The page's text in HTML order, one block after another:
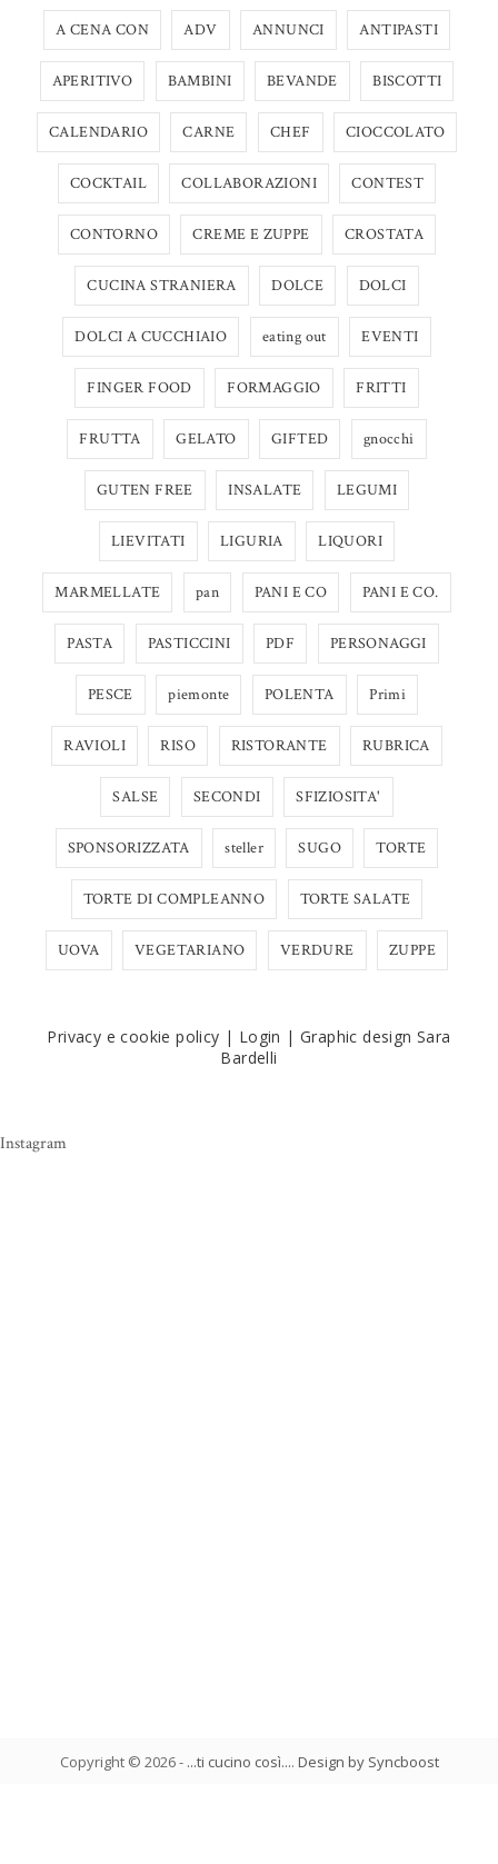
A CENA CON ADV ANNUNCI ANTIPASTI
APERITIVO BAMBINI BEVANDE BISCOTTI
CALENDARIO CARNE CHEF CIOCCOLATO
COCKTAIL COLLABORAZIONI CONTEST
CONTORNO CREME E ZUPPE CROSTATA
CUCINA STRANIERA DOLCE DOLCI
DOLCI A CUCCHIAIO eating out EVENTI
FINGER FOOD FORMAGGIO FRITTI
FRUTTA GELATO GIFTED gnocchi
GUTEN FREE INSALATE LEGUMI
LIEVITATI LIGURIA LIQUORI
MARMELLATE pan PANI E CO PANI E CO.
PASTA PASTICCINI PDF PERSONAGGI
PESCE piemonte POLENTA Primi
RAVIOLI RISO RISTORANTE RUBRICA
SALSE SECONDI SFIZIOSITA'
SPONSORIZZATA steller SUGO TORTE
TORTE DI COMPLEANNO TORTE SALATE
UOVA VEGETARIANO VERDURE ZUPPE
Privacy e cookie policy | Login | Graphic design Sara
Bardelli
Instagram
Copyright © 2026- ...ti cucino così.... Design by Syncboost